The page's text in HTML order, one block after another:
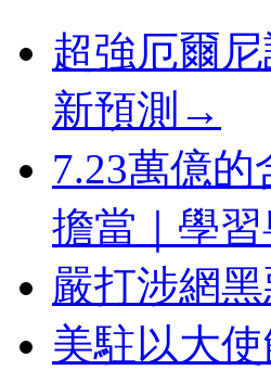
超強厄爾
新預測→
7.23萬億
擔當｜學習
嚴打涉網
美駐以大